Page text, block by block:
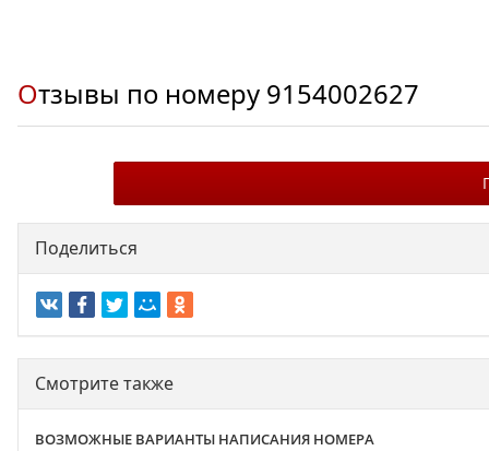
Отзывы по номеру 9154002627
Поделиться
Смотрите также
ВОЗМОЖНЫЕ ВАРИАНТЫ НАПИСАНИЯ НОМЕРА